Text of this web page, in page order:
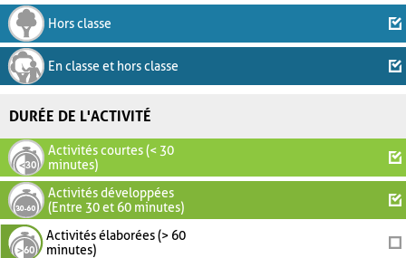
Hors classe
En classe et hors classe
DURÉE DE L'ACTIVITÉ
Activités courtes (< 30
minutes)
Activités développées
(Entre 30 et 60 minutes)
Activités élaborées (> 60
minutes)